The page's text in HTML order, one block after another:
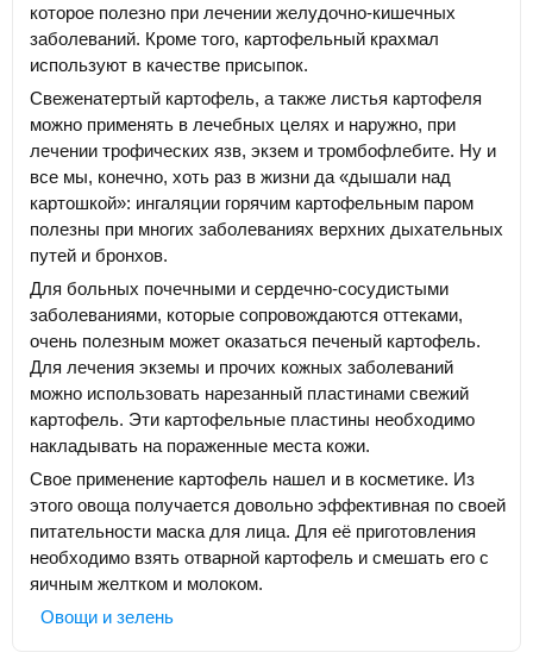
которое полезно при лечении желудочно-кишечных
заболеваний. Кроме того, картофельный крахмал
используют в качестве присыпок.
Свеженатертый картофель, а также листья картофеля
можно применять в лечебных целях и наружно, при
лечении трофических язв, экзем и тромбофлебите. Ну и
все мы, конечно, хоть раз в жизни да «дышали над
картошкой»: ингаляции горячим картофельным паром
полезны при многих заболеваниях верхних дыхательных
путей и бронхов.
Для больных почечными и сердечно-сосудистыми
заболеваниями, которые сопровождаются оттеками,
очень полезным может оказаться печеный картофель.
Для лечения экземы и прочих кожных заболеваний
можно использовать нарезанный пластинами свежий
картофель. Эти картофельные пластины необходимо
накладывать на пораженные места кожи.
Свое применение картофель нашел и в косметике. Из
этого овоща получается довольно эффективная по своей
питательности маска для лица. Для её приготовления
необходимо взять отварной картофель и смешать его с
яичным желтком и молоком.
Овощи и зелень